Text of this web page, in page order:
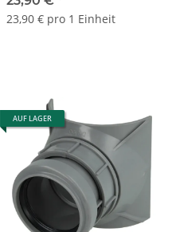
23,90 € pro 1 Einheit
AUF LAGER